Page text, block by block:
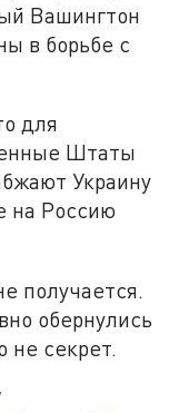
Вашингтон
в борьбе с
для
Штаты
Украину
на Россию
получается.
обернулись
не секрет.